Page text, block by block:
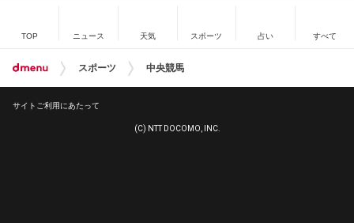
TOP ニュース 天気 スポーツ 占い すべて
スポーツ 中央競馬
サイトご利用にあたって
(C) NTT DOCOMO, INC.